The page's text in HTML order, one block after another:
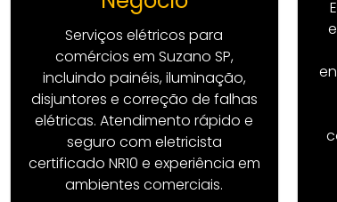
Serviços elétricos para
comércios em Suzano SP,
incluindo painéis, iluminação,
disjuntores e correção de falhas
elétricas. Atendimento rápido e
seguro com eletricista
certificado NR10 e experiência em
ambientes comerciais.